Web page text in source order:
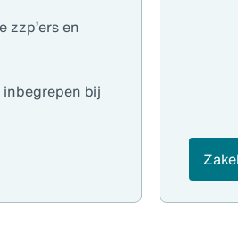
zzp’ers en
bij